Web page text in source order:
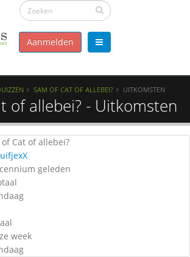
Aanmelden
SAM OF CAT OF ALLEBEI? UITKOMSTEN
of allebei? - Uitkomsten
of Cat of allebei?
geleden
week